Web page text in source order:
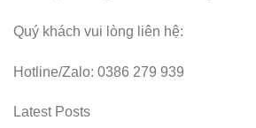
Quý khách vui lòng liên hệ:
Hotline/Zalo: 0386 279 939
Latest Posts